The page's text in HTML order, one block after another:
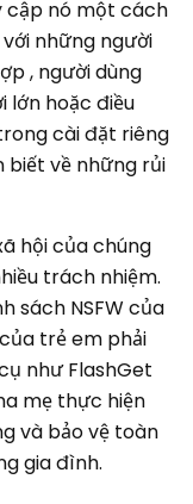
cập nó một cách
những người
, người dùng
lớn hoặc điều
cài đặt riêng
biết về những rủi
hội của chúng
trách nhiệm.
sách NSFW của
trẻ em phải
như FlashGet
mẹ thực hiện
và bảo vệ toàn
gia đình.